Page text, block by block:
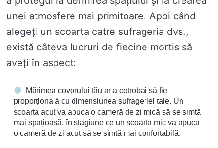
unei atmosfere mai primitoare. Apoi când
alegeți un scoarta catre sufrageria dvs.,
există câteva lucruri de fiecine mortis să
aveți în aspect:
Mărimea covorului tău ar a cotrobai să fie
proporțională cu dimensiunea sufrageriei tale. Un
scoarta acut va apuca o cameră de zi mică să se simtă
mai spațioasă, în stagiune ce un scoarta mic va apuca
o cameră de zi acut să se simtă mai confortabilă.